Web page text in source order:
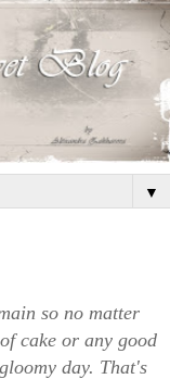
▼
so no matter
cake or any good
day. That's